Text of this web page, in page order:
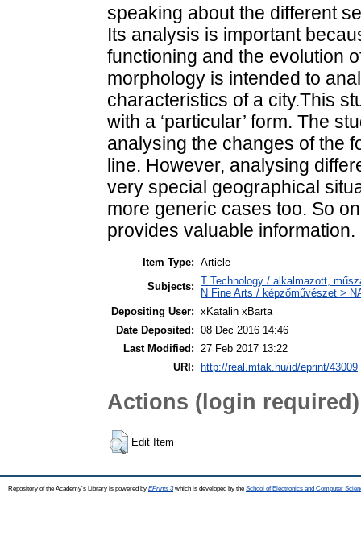
speaking about the different
Its analysis is important
functioning and the evolution
morphology is intended to
characteristics of a city.This
with a ‘particular’ form. The
analysing the changes of the
line. However, analysing
very special geographical
more generic cases too. So
provides valuable information.
Item Type: Article
Subjects: T Technology / alkalmazott,
N Fine Arts / képzőművészet >
Depositing User: xKatalin xBarta
Date Deposited: 08 Dec 2016 14:46
Last Modified:
27 Feb 2017 13:22
URI:
http://real.mtak.hu/id/eprint/43009
Actions (login required)
Edit Item
Repository of the Academy's Library is powered by EPrints 3which is developed by the School of Electronics and Computer